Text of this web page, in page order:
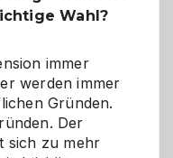
Wahl?
immer
werden immer
Gründen.
Der
sich zu mehr